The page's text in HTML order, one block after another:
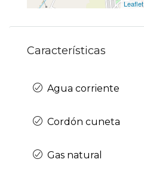
Leaflet
Características
Agua corriente
Cordón cuneta
Gas natural